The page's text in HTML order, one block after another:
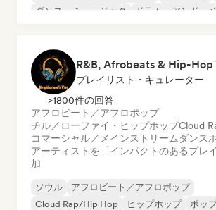
ダンス・ミュージック
ドラム・アンド・
プレイリスト・キュレーター
>1800件の回答
アフロビート／アフロポップ
チル／ローファイ・ヒップホップCloud
コマーシャル／メインストリーム ダンス
アーティストを「インパクトのあるプレ
加
ソウル
アフロビート／アフロポップ
Cloud Rap/Hip Hop
ヒップホップ ポッ